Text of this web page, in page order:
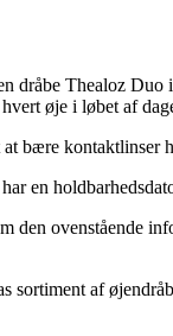
dråbe Thealoz
øje i løbet af
bære kontaktlinser
en
den ovenstående
sortiment af